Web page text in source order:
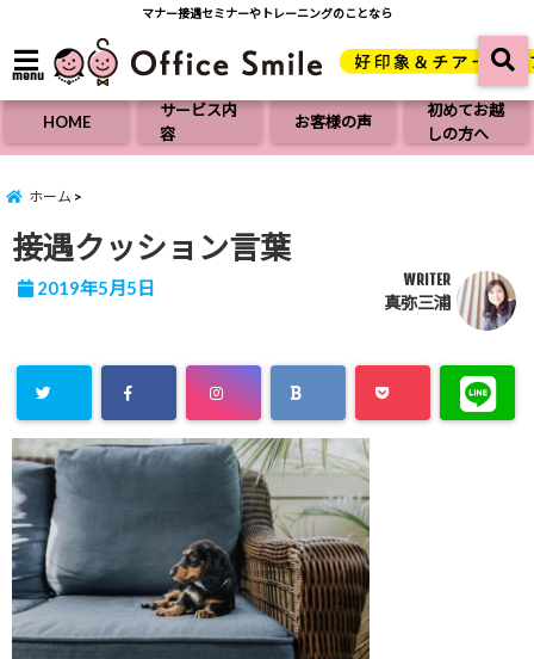
マナー接遇セミナーやトレーニングのことなら
menu
HOME
サービス内
容
お客様の声
初めてお越
しの方へ
ホーム
接遇クッション言葉
2019年5月5日 WRITER
真弥三浦